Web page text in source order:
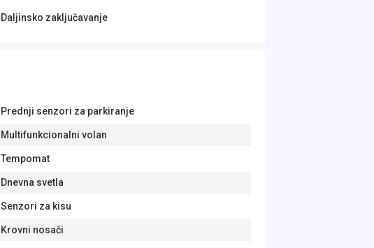
Daljinsko zaključavanje
Prednji senzori za parkiranje
Multifunkcionalni volan
Tempomat
Dnevna svetla
Senzori za kisu
Krovni nosači